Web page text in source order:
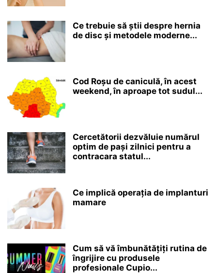
Ce trebuie să știi despre hernia
de disc și metodele moderne...
Cod Roșu de caniculă, în acest
weekend, în aproape tot sudul...
Cercetătorii dezvăluie numărul
optim de pași zilnici pentru a
contracara statul...
Ce implică operația de implanturi
mamare
Cum să vă îmbunătățiți rutina de
îngrijire cu produsele
profesionale Cupio...